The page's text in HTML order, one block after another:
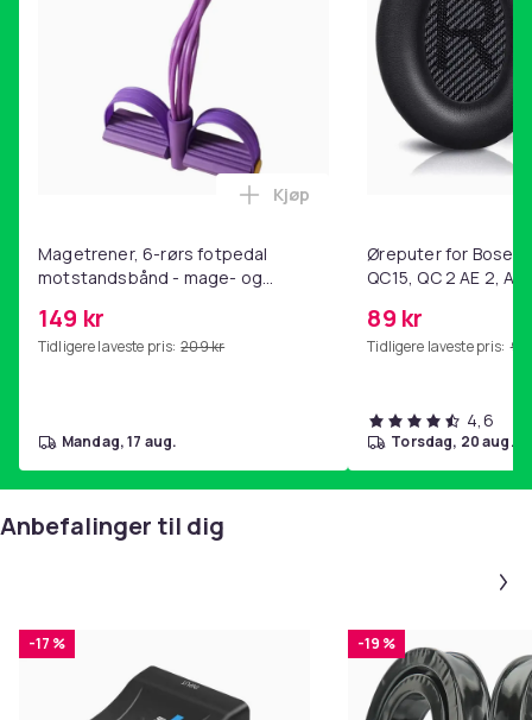
18be53a7-20b7-56f2-9812-f1fd8383be64
Produktsikkerhetsinformasjon
Magetrener, 6-rørs fotpedal
motstandsbånd - mage- og
hjemmegymnastikk Purple
149 kr
Tidligere laveste pris: 209 kr
Legg Magetrener, 6-rørs
Kjøp
mandag, 17 aug.
Øreputer for Bose
QC15, QC 2 AE 2, AE
89 kr
Tidligere laveste pris: 99
4,6
torsdag, 20 aug.
Anbefalinger til dig
-17 % -19 %